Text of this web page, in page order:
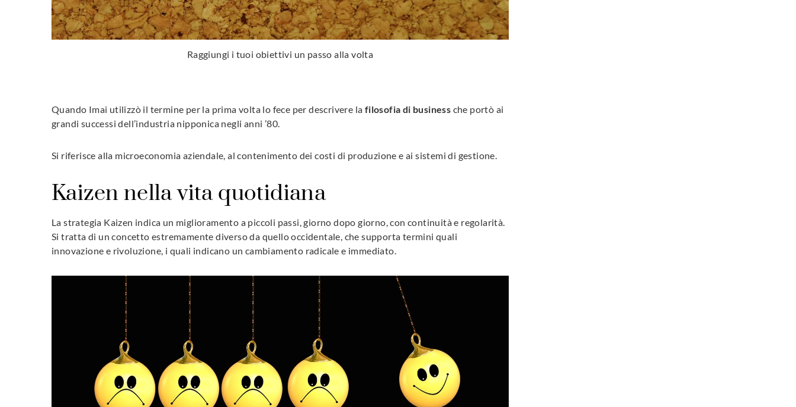
Raggiungi i tuoi obiettivi un passo alla volta
Quando Imai utilizzò il termine per la prima volta lo fece per descrivere la filosofia di business che portò ai
grandi successi dell’industria nipponica negli anni ’80.
Si riferisce alla microeconomia aziendale, al contenimento dei costi di produzione e ai sistemi di gestione.
Kaizen nella vita quotidiana
La strategia Kaizen indica un miglioramento a piccoli passi, giorno dopo giorno, con continuità e regolarità.
Si tratta di un concetto estremamente diverso da quello occidentale, che supporta termini quali
innovazione e rivoluzione, i quali indicano un cambiamento radicale e immediato.